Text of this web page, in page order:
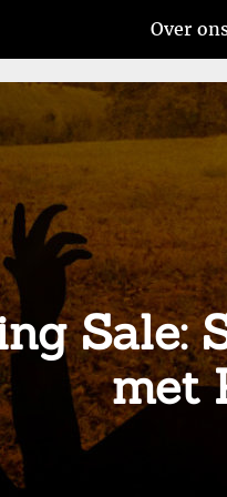
Over
Sale:
met